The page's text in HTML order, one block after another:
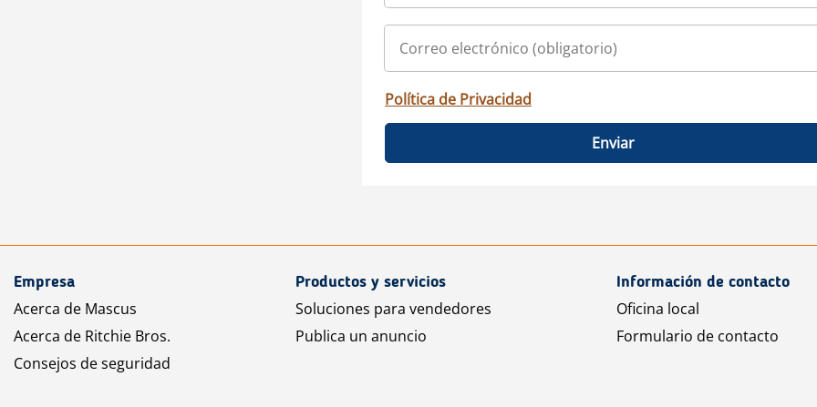
Política de Privacidad
Enviar
Empresa
Acerca de Mascus
Acerca de Ritchie Bros.
Consejos de seguridad
Productos y servicios
Soluciones para vendedores
Publica un anuncio
Información de contacto
Oficina local
Formulario de contacto